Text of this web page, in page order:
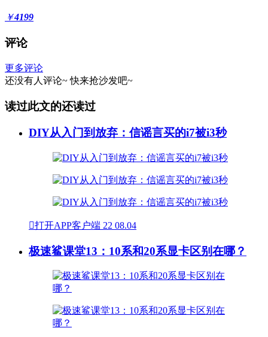
￥4199
评论
更多评论
还没有人评论~ 快来抢沙发吧~
读过此文的还读过
DIY从入门到放弃：信谣言买的i7被i3秒
打开APP客户端 22 08.04
极速鲨课堂13：10系和20系显卡区别在哪？